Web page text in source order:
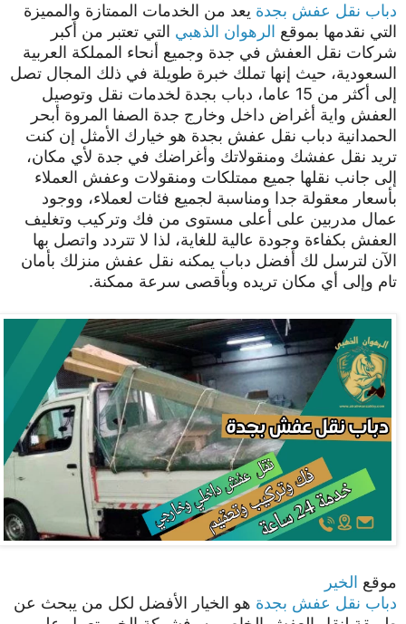
دباب نقل عفش بجدة يعد من الخدمات الممتازة والمميزة
التي نقدمها بموقع الرهوان الذهبي التي تعتبر من أكبر
شركات نقل العفش في جدة وجميع أنحاء المملكة العربية
السعودية، حيث إنها تملك خبرة طويلة في ذلك المجال تصل
إلى أكثر من 15 عاما، دباب بجدة لخدمات نقل وتوصيل
العفش واية أغراض داخل وخارج جدة الصفا المروة أبحر
الحمدانية دباب نقل عفش بجدة هو خيارك الأمثل إن كنت
تريد نقل عفشك ومنقولاتك وأغراضك في جدة لأي مكان،
إلى جانب نقلها جميع ممتلكات ومنقولات وعفش العملاء
بأسعار معقولة جدا ومناسبة لجميع فئات لعملاء، ووجود
عمال مدربين على أعلى مستوى من فك وتركيب وتغليف
العفش بكفاءة وجودة عالية للغاية، لذا لا تتردد واتصل بها
الآن لترسل لك أفضل دباب يمكنه نقل عفش منزلك بأمان
تام وإلى أي مكان تريده وبأقصى سرعة ممكنة.
موقع الخير
دباب نقل عفش بجدة هو الخيار الأفضل لكل من يبحث عن